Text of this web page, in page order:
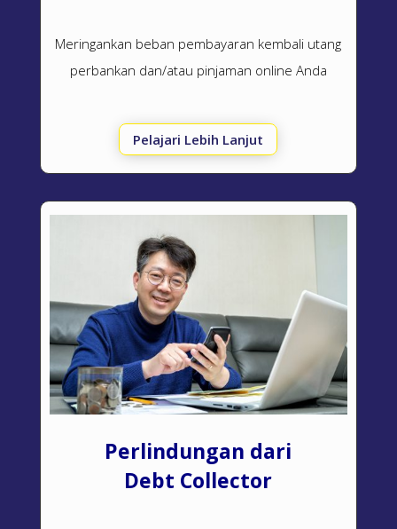
Meringankan beban pembayaran kembali utang
perbankan dan/atau pinjaman online Anda
Pelajari Lebih Lanjut
Perlindungan dari
Debt Collector